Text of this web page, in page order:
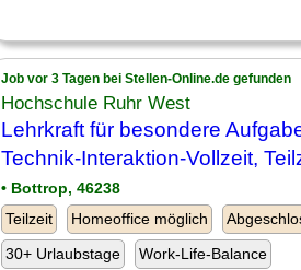
Job vor 3 Tagen bei Stellen-Online.de gefunden
Hochschule Ruhr West
Lehrkraft für besondere
Technik-Interaktion-Vollzeit,
• Bottrop, 46238
Teilzeit
Homeoffice möglich
30+ Urlaubstage
Work-Life-Balance